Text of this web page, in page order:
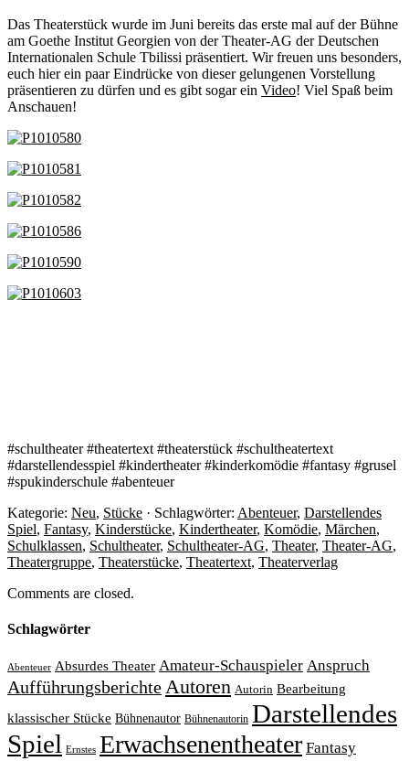
Das Theaterstück wurde im Juni bereits das erste mal auf der Bühne
am Goethe Institut Georgien von der Theater-AG der Deutschen
Internationalen Schule Tbilissi präsentiert. Wir freuen uns besonders,
euch hier ein paar Eindrücke von dieser gelungenen Vorstellung
präsentieren zu dürfen und es gibt sogar ein Video! Viel Spaß beim
Anschauen!
#schultheater #theatertext #theaterstück #schultheatertext
#darstellendesspiel #kindertheater #kinderkomödie #fantasy #grusel
#spukinderschule #abenteuer
Kategorie: Neu, Stücke · Schlagwörter: Abenteuer, Darstellendes
Spiel, Fantasy, Kinderstücke, Kindertheater, Komödie, Märchen,
Schulklassen, Schultheater, Schultheater-AG, Theater, Theater-AG,
Theatergruppe, Theaterstücke, Theatertext, Theaterverlag
Comments are closed.
Schlagwörter
Abenteuer Absurdes Theater Amateur-Schauspieler Anspruch
AufführungsberichteAutoren Autorin Bearbeitung
klassischer Stücke Bühnenautor Bühnenautorin Darstellendes
Spiel Ernstes Erwachsenentheater Fantasy